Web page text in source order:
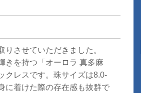
させていただきました。
きを持つ「オーロラ 真多麻
クレスです。珠サイズは8.0-
に着けた際の存在感も抜群で